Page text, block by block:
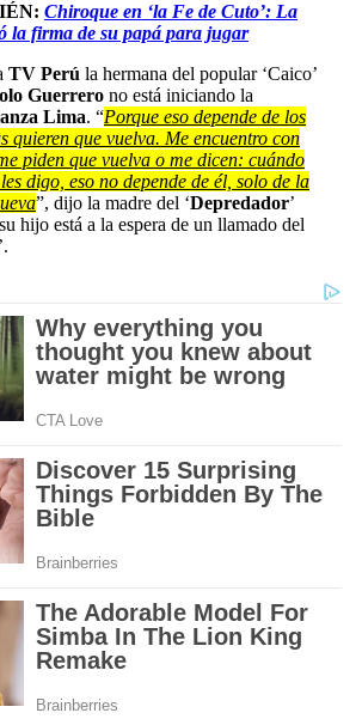
Chiroque en ‘la Fe de Cuto’: La
la firma de su papá para jugar
TV Perú la hermana del popular ‘Caico’
Guerrero no está iniciando la
Lima. “Porque eso depende de los
quieren que vuelva. Me encuentro con
piden que vuelva o me dicen: cuándo
digo, eso no depende de él, solo de la
”, dijo la madre del ‘Depredador’
hijo está a la espera de un llamado del
’.